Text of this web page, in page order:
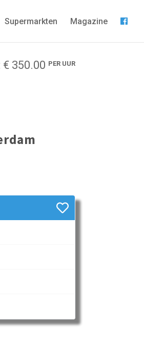
Supermarkten Magazine
350.00 PER UUR